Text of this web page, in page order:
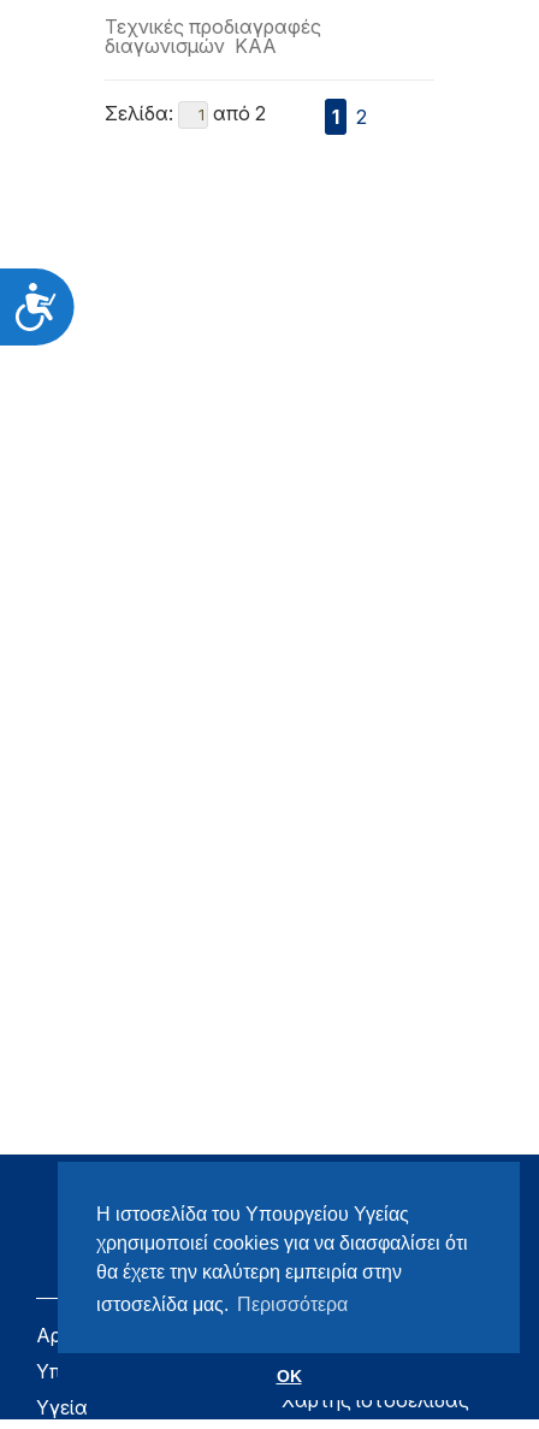
Η ιστοσελίδα του Υπουργείου Υγείας
χρησιμοποιεί cookies για να διασφαλίσει ότι
θα έχετε την καλύτερη εμπειρία στην
ιστοσελίδα μας. Περισσότερα
OK
Προσιτότητα
Τεχνικές προδιαγραφές
διαγωνισμών ΚΑΑ
Σελίδα: από 2 1 2
Αρχική
Υπουργείο
Υγεία
Υγεία
Χάρτης ιστοσελίδας